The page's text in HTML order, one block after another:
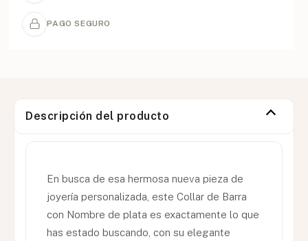
PAGO SEGURO
Descripción del producto
En busca de esa hermosa nueva pieza de
joyería personalizada, este Collar de Barra
con Nombre de plata es exactamente lo que
has estado buscando, con su elegante